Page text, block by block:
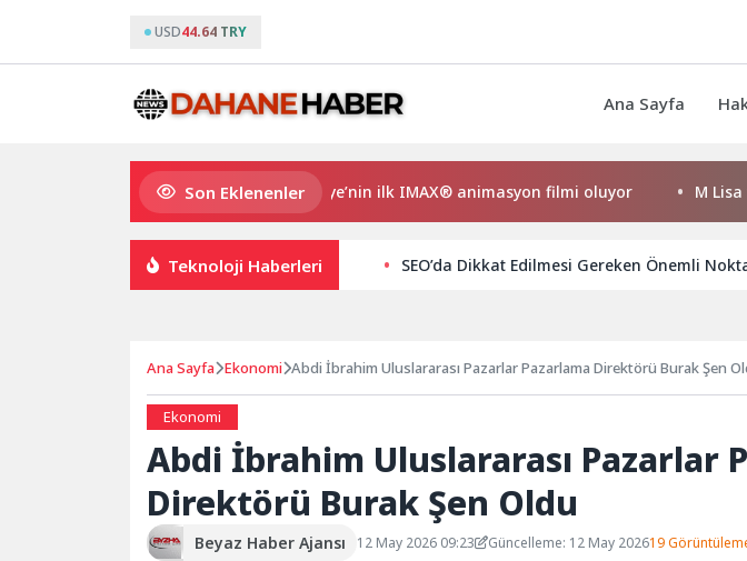
USD44.64 TRY
Ana Sayfa
Son Eklenenler
Gupi ve Gülmeyen Kral Türkiye’nin ilk IMAX® animasyon filmi oluyor M Lisa ve
Teknoloji Haberleri SEO’da Dikkat Edilmesi Gereken Önemli
Ana Sayfa Ekonomi Abdi İbrahim Uluslararası Pazarlar Pazarlama Direktörü Burak Şen
Ekonomi
Abdi İbrahim Uluslararası Pazarlar
Direktörü Burak Şen Oldu
Beyaz Haber Ajansı 12 May 2026 09:23 Güncelleme: 12 May 202619